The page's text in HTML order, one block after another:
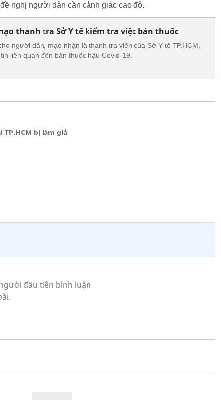
nghị người dân cần cảnh giác cao độ.
thanh tra Sở Y tế kiểm tra việc bán thuốc
người dân, mạo nhận là thanh tra viên của Sở Y tế TP.HCM,
liên quan đến bán thuốc hậu Covid-19.
bị làm giả